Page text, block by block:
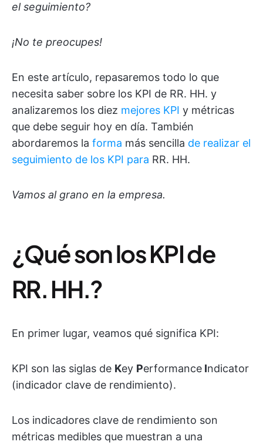
el seguimiento?
¡No te preocupes!
En este artículo, repasaremos todo lo que
necesita saber sobre los KPI de RR. HH. y
analizaremos los diez mejores KPI y métricas
que debe seguir hoy en día. También
abordaremos la forma más sencilla de realizar el
seguimiento de los KPI para RR. HH.
Vamos al grano en la empresa.
¿Qué son los KPI de
RR. HH.?
En primer lugar, veamos qué significa KPI:
KPI son las siglas de Key Performance Indicator
(indicador clave de rendimiento).
Los indicadores clave de rendimiento son
métricas medibles que muestran a una